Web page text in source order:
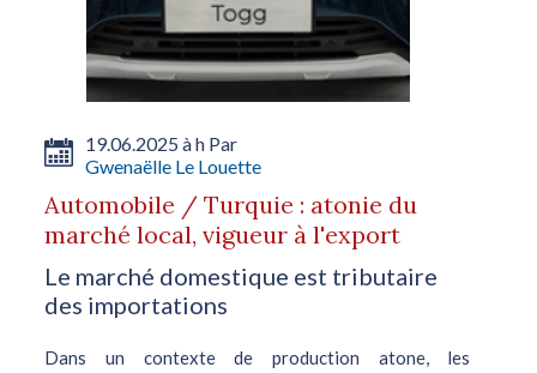
19.06.2025 à h Par
Gwenaëlle Le Louette
Automobile / Turquie : atonie du
marché local, vigueur à l'export
Le marché domestique est tributaire
des importations
Dans un contexte de production atone, les